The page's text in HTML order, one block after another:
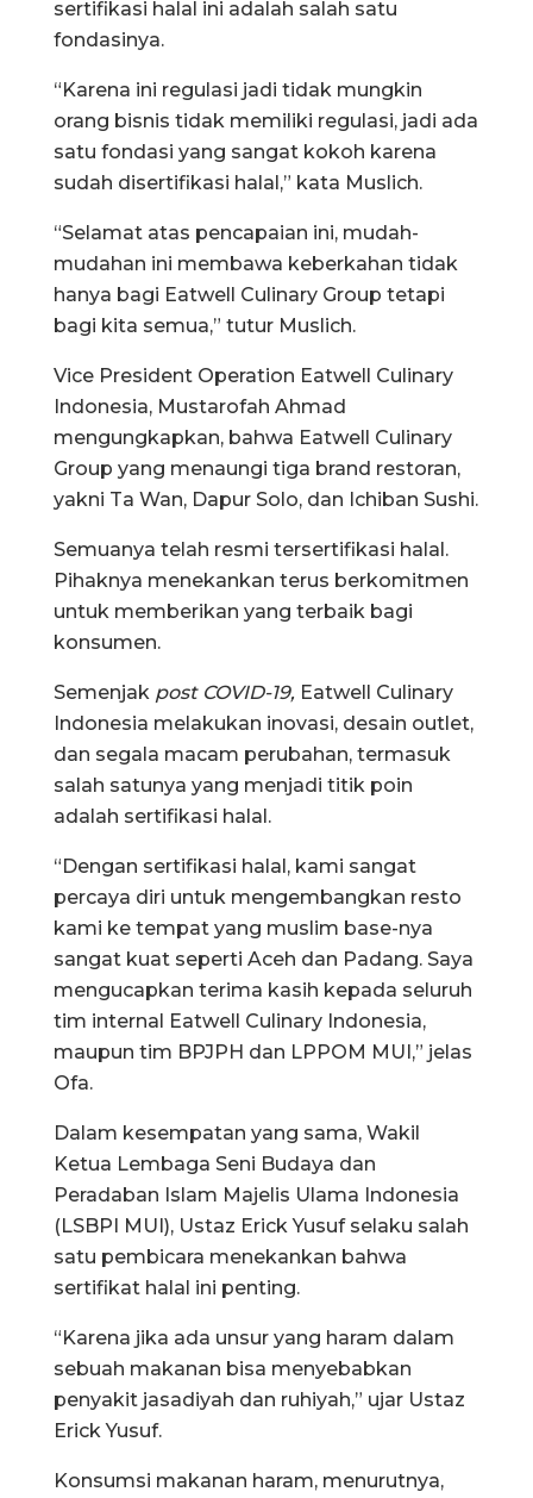
sertifikasi halal ini adalah salah satu
fondasinya.
“Karena ini regulasi jadi tidak mungkin
orang bisnis tidak memiliki regulasi, jadi ada
satu fondasi yang sangat kokoh karena
sudah disertifikasi halal,” kata Muslich.
“Selamat atas pencapaian ini, mudah-
mudahan ini membawa keberkahan tidak
hanya bagi Eatwell Culinary Group tetapi
bagi kita semua,” tutur Muslich.
Vice President Operation Eatwell Culinary
Indonesia, Mustarofah Ahmad
mengungkapkan, bahwa Eatwell Culinary
Group yang menaungi tiga brand restoran,
yakni Ta Wan, Dapur Solo, dan Ichiban Sushi.
Semuanya telah resmi tersertifikasi halal.
Pihaknya menekankan terus berkomitmen
untuk memberikan yang terbaik bagi
konsumen.
Semenjak post COVID-19, Eatwell Culinary
Indonesia melakukan inovasi, desain outlet,
dan segala macam perubahan, termasuk
salah satunya yang menjadi titik poin
adalah sertifikasi halal.
“Dengan sertifikasi halal, kami sangat
percaya diri untuk mengembangkan resto
kami ke tempat yang muslim base-nya
sangat kuat seperti Aceh dan Padang. Saya
mengucapkan terima kasih kepada seluruh
tim internal Eatwell Culinary Indonesia,
maupun tim BPJPH dan LPPOM MUI,” jelas
Ofa.
Dalam kesempatan yang sama, Wakil
Ketua Lembaga Seni Budaya dan
Peradaban Islam Majelis Ulama Indonesia
(LSBPI MUI), Ustaz Erick Yusuf selaku salah
satu pembicara menekankan bahwa
sertifikat halal ini penting.
“Karena jika ada unsur yang haram dalam
sebuah makanan bisa menyebabkan
penyakit jasadiyah dan ruhiyah,” ujar Ustaz
Erick Yusuf.
Konsumsi makanan haram, menurutnya,